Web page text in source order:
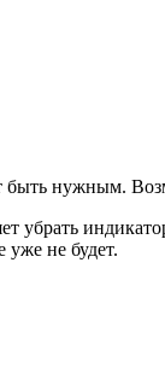
нужным.
уже не будет.